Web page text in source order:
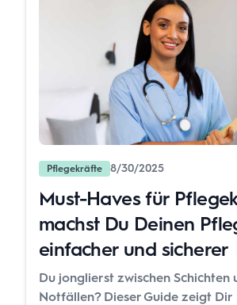
Pflegekräfte 8/30/2025
Must-Haves für
machst Du Deinen
einfacher und sicherer
Du jonglierst zwischen Schichten
Notfällen? Dieser Guide zeigt Dir